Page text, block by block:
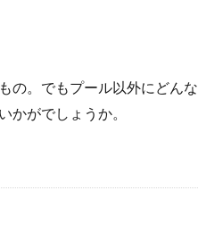
の。でもプール以外にどんな
かがでしょうか。